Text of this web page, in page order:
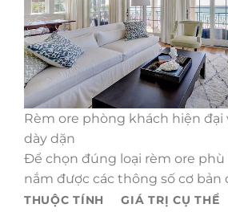
Rèm ore phòng khách hiện đại
dày dặn
Để chọn đúng loại rèm ore phù
nắm được các thông số cơ bản
THUỘC TÍNH GIÁ TRỊ CỤ THỂ